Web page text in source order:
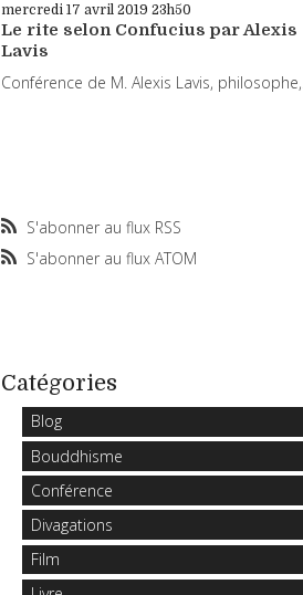
mercredi 17 avril 2019 23h50
Le rite selon Confucius par Alexis
Lavis
Conférence de M. Alexis Lavis, philosophe,...
S'abonner au flux RSS
S'abonner au flux ATOM
Catégories
Blog
Bouddhisme
Conférence
Divagations
Film